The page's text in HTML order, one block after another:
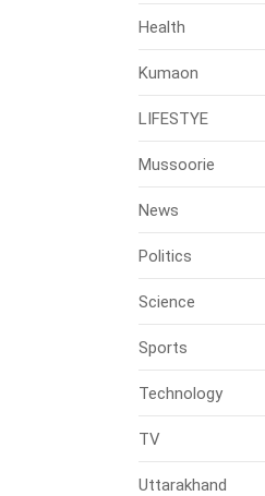
Health
Kumaon
LIFESTYE
Mussoorie
News
Politics
Science
Sports
Technology
TV
Uttarakhand